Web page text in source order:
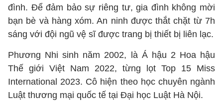
đình. Để đảm bảo sự riêng tư, gia đình không mời
bạn bè và hàng xóm. An ninh được thắt chặt từ 7h
sáng với đội ngũ vệ sĩ được trang bị thiết bị liên lạc.
Phương Nhi sinh năm 2002, là Á hậu 2 Hoa hậu
Thế giới Việt Nam 2022, từng lọt Top 15 Miss
International 2023. Cô hiện theo học chuyên ngành
Luật thương mại quốc tế tại Đại học Luật Hà Nội.